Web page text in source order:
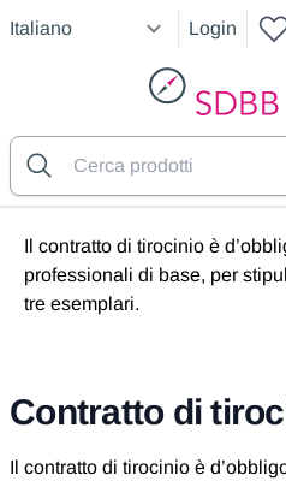
Login
SDBB
Il contratto di tirocinio è
professionali di base, per
tre esemplari.
Contratto di
Il contratto di tirocinio è